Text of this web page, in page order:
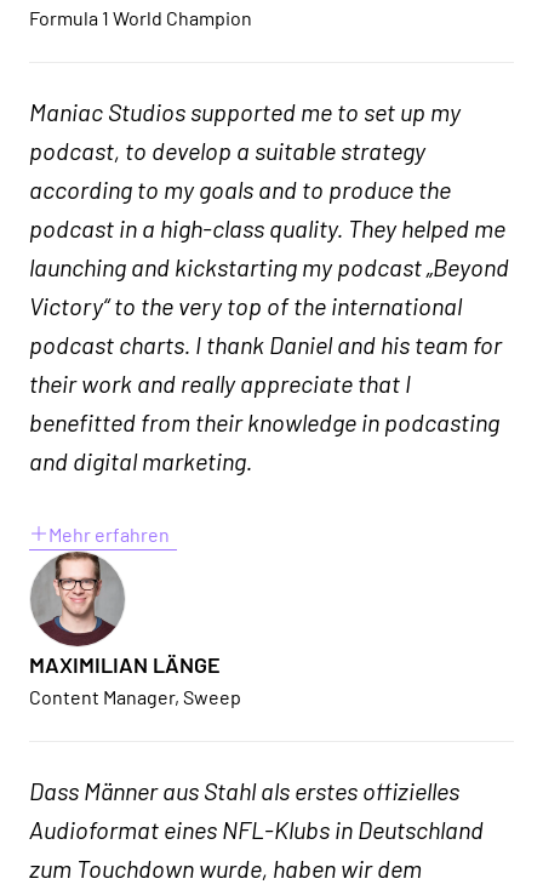
Formula 1 World Champion
Maniac Studios supported me to set up my
podcast, to develop a suitable strategy
according to my goals and to produce the
podcast in a high-class quality. They helped me
launching and kickstarting my podcast „Beyond
Victory“ to the very top of the international
podcast charts. I thank Daniel and his team for
their work and really appreciate that I
benefitted from their knowledge in podcasting
and digital marketing.
Mehr erfahren
MAXIMILIAN LÄNGE
Content Manager, Sweep
Dass Männer aus Stahl als erstes offizielles
Audioformat eines NFL-Klubs in Deutschland
zum Touchdown wurde, haben wir dem